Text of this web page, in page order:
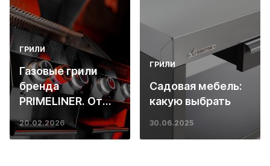
ГРИЛИ
Газовые грили
бренда
PRIMELINER. От
основ инженерии
до ресторанных
20.02.2026
ГРИЛИ
Садовая мебель:
какую выбрать
30.06.2025